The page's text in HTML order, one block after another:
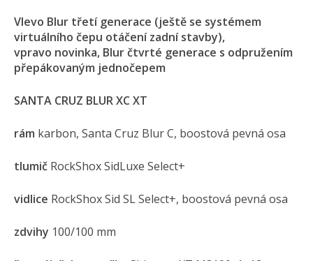
Vlevo Blur třetí generace (ještě se systémem
virtuálního čepu otáčení zadní stavby),
vpravo novinka, Blur čtvrté generace s odpružením
přepákovaným jednočepem
SANTA CRUZ BLUR XC XT
rám karbon, Santa Cruz Blur C, boostová pevná osa
tlumič RockShox SidLuxe Select+
vidlice RockShox Sid SL Select+, boostová pevná osa
zdvihy 100/100 mm